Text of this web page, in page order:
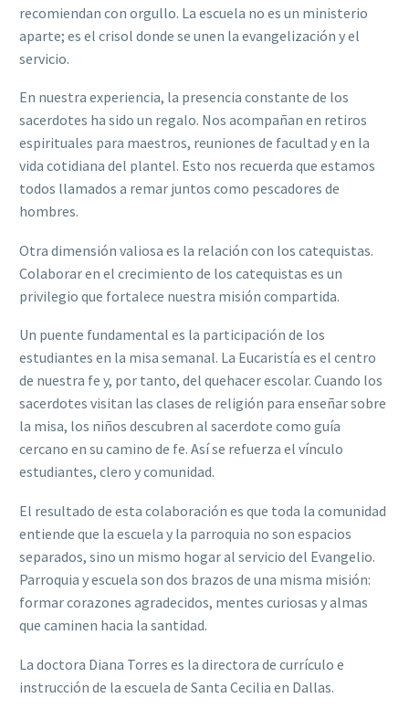
recomiendan con orgullo. La escuela no es un ministerio
aparte; es el crisol donde se unen la evangelización y el
servicio.
En nuestra experiencia, la presencia constante de los
sacerdotes ha sido un regalo. Nos acompañan en retiros
espirituales para maestros, reuniones de facultad y en la
vida cotidiana del plantel. Esto nos recuerda que estamos
todos llamados a remar juntos como pescadores de
hombres.
Otra dimensión valiosa es la relación con los catequistas.
Colaborar en el crecimiento de los catequistas es un
privilegio que fortalece nuestra misión compartida.
Un puente fundamental es la participación de los
estudiantes en la misa semanal. La Eucaristía es el centro
de nuestra fe y, por tanto, del quehacer escolar. Cuando los
sacerdotes visitan las clases de religión para enseñar sobre
la misa, los niños descubren al sacerdote como guía
cercano en su camino de fe. Así se refuerza el vínculo
estudiantes, clero y comunidad.
El resultado de esta colaboración es que toda la comunidad
entiende que la escuela y la parroquia no son espacios
separados, sino un mismo hogar al servicio del Evangelio.
Parroquia y escuela son dos brazos de una misma misión:
formar corazones agradecidos, mentes curiosas y almas
que caminen hacia la santidad.
La doctora Diana Torres es la directora de currículo e
instrucción de la escuela de Santa Cecilia en Dallas.